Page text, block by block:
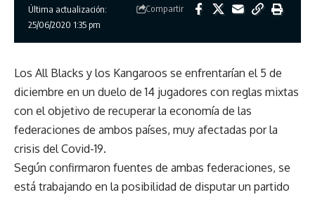
Última actualización:
25/06/2020 1:35 pm
Compartir
Los All Blacks y los Kangaroos se enfrentarían el 5 de
diciembre en un duelo de 14 jugadores con reglas mixtas
con el objetivo de recuperar la economía de las
federaciones de ambos países, muy afectadas por la
crisis del Covid-19.
Según confirmaron fuentes de ambas federaciones, se
está trabajando en la posibilidad de disputar un partido